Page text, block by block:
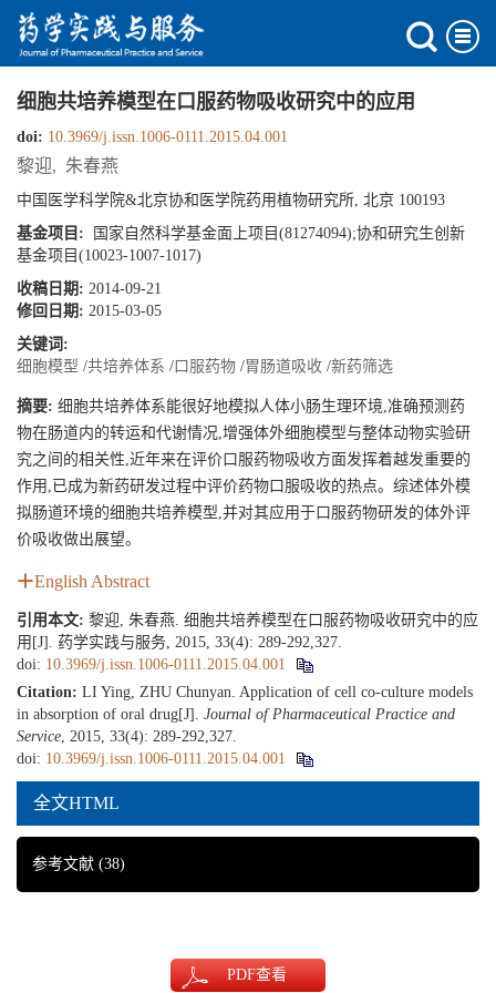
细胞共培养模型在口服药物吸收研究中的应用
doi: 10.3969/j.issn.1006-0111.2015.04.001
黎迎, 朱春燕
中国医学科学院&北京协和医学院药用植物研究所, 北京 100193
基金项目: 国家自然科学基金面上项目(81274094);协和研究生创新
基金项目(10023-1007-1017)
收稿日期: 2014-09-21
修回日期: 2015-03-05
关键词:
细胞模型 /共培养体系 / 口服药物 /胃肠道吸收 /新药筛选
摘要: 细胞共培养体系能很好地模拟人体小肠生理环境,准确预测药
物在肠道内的转运和代谢情况,增强体外细胞模型与整体动物实验研
究之间的相关性,近年来在评价口服药物吸收方面发挥着越发重要的
作用,已成为新药研发过程中评价药物口服吸收的热点。综述体外模
拟肠道环境的细胞共培养模型,并对其应用于口服药物研发的体外评
价吸收做出展望。
English Abstract
引用本文: 黎迎, 朱春燕. 细胞共培养模型在口服药物吸收研究中的应
用[J]. 药学实践与服务, 2015, 33(4): 289-292,327.
doi: 10.3969/j.issn.1006-0111.2015.04.001
Citation: LI Ying, ZHU Chunyan. Application of cell co-culture models
in absorption of oral drug[J]. Journal of Pharmaceutical Practice and
Service , 2015, 33(4): 289-292,327.
doi: 10.3969/j.issn.1006-0111.2015.04.001
全文HTML
参考文献 (38)
PDF查看